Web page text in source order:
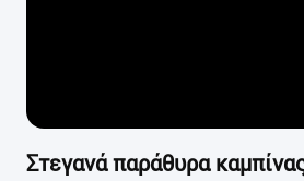
Στεγανά παράθυρα